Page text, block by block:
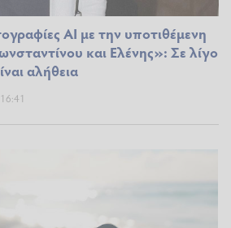
AI με την υποτιθέμενη
και Ελένης»: Σε λίγο
αλήθεια